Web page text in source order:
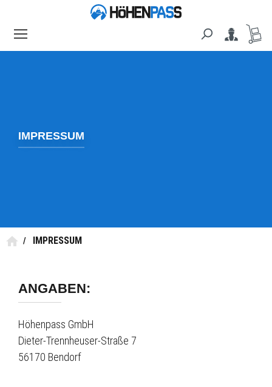
IMPRESSUM
/ IMPRESSUM
ANGABEN:
Höhenpass GmbH
Dieter-Trennheuser-Straße 7
56170 Bendorf